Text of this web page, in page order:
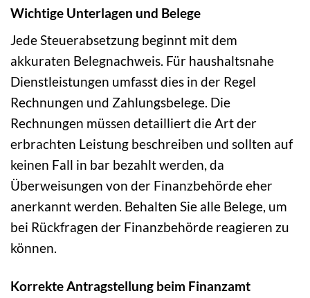
Wichtige Unterlagen und Belege
Jede Steuerabsetzung beginnt mit dem
akkuraten Belegnachweis. Für haushaltsnahe
Dienstleistungen umfasst dies in der Regel
Rechnungen und Zahlungsbelege. Die
Rechnungen müssen detailliert die Art der
erbrachten Leistung beschreiben und sollten auf
keinen Fall in bar bezahlt werden, da
Überweisungen von der Finanzbehörde eher
anerkannt werden. Behalten Sie alle Belege, um
bei Rückfragen der Finanzbehörde reagieren zu
können.
Korrekte Antragstellung beim Finanzamt